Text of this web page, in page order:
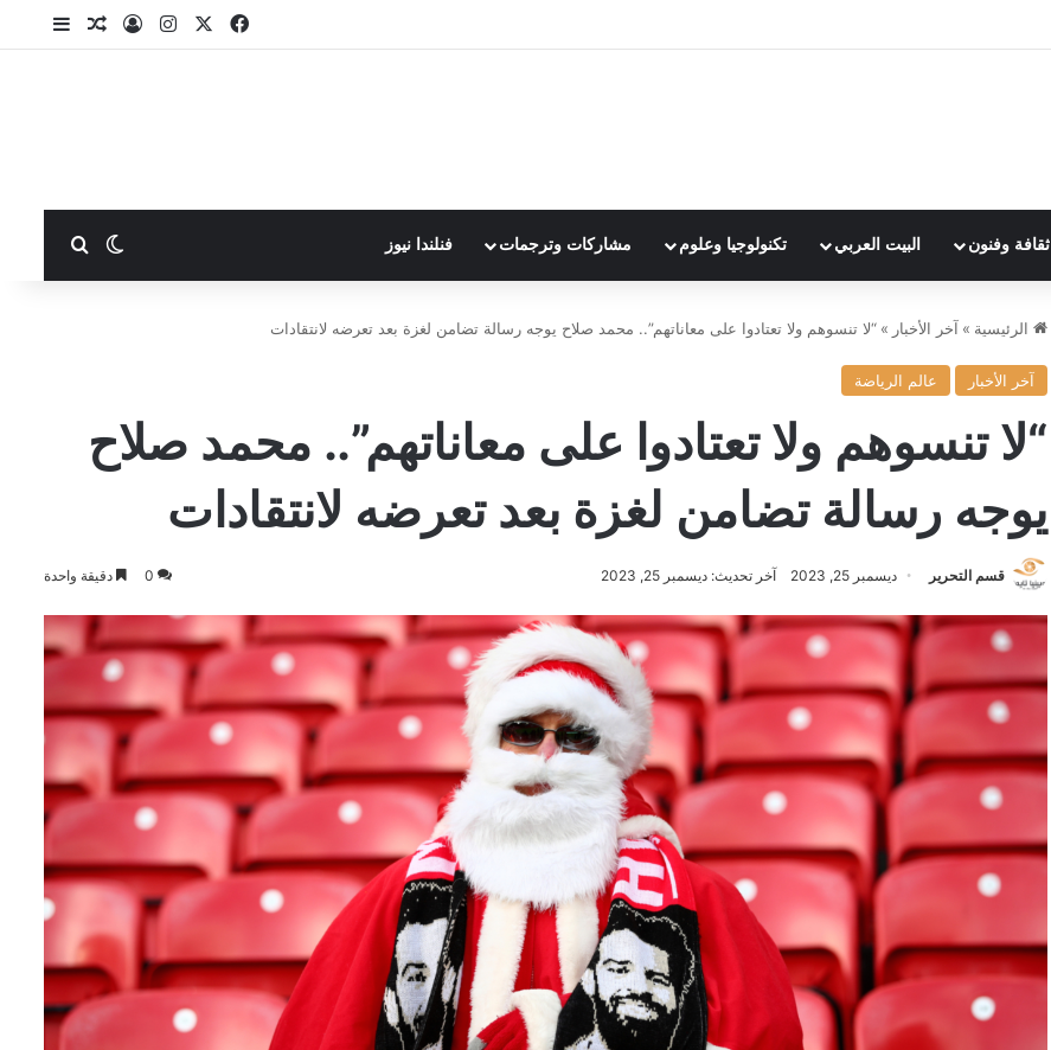
فيسبوك انستقرامتسجيل الدخول
مقالإضافة
ثقافة وفنون البيت العربي تكنولوجيا وعلوم مشاركات وترجمات فنلندا نيوز الوضعبحث عن
الرئيسية » آخر الأخبار » “لا تنسوهم ولا تعتادوا على معاناتهم”.. محمد صلاح يوجه رسالة تضامن لغزة بعد تعرضه لانتقادات
آخر الأخبار عالم الرياضة
“لا تنسوهم ولا تعتادوا على معاناتهم”.. محمد صلاح
يوجه رسالة تضامن لغزة بعد تعرضه لانتقادات
قسم التحرير ديسمبر 25, 2023 آخر تحديث: ديسمبر 25, 2023 0 دقيقة واحدة